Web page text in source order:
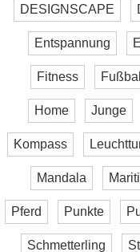
DESIGNSCAPE
Entspannung
Fitness Fußball
Home Junge
Kompass
Mandala
Pferd Punkte
Schmetterling